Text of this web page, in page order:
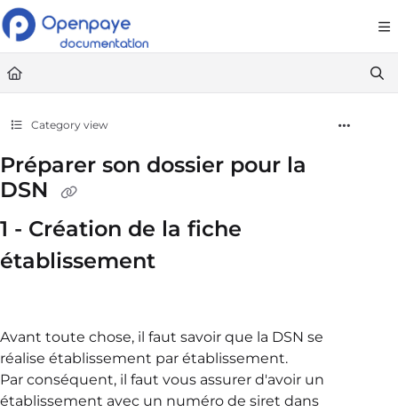
Documentation Index
Fetch the complete documentation index at: https://
Use this file to discover all available pages before exploring further.
Category view
Préparer son dossier pour la
DSN
1 - Création de la fiche
établissement
Avant toute chose, il faut savoir que la DSN se
réalise établissement par établissement.
Par conséquent, il faut vous assurer d'avoir un
établissement avec un numéro de siret dans